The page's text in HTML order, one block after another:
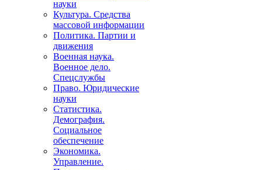
науки
Культура. Средства
массовой информации
Политика. Партии и
движения
Военная наука.
Военное дело.
Спецслужбы
Право. Юридические
науки
Статистика.
Демография.
Социальное
обеспечение
Экономика.
Управление.